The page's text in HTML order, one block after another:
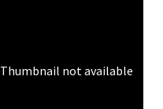
Thumbnail not available